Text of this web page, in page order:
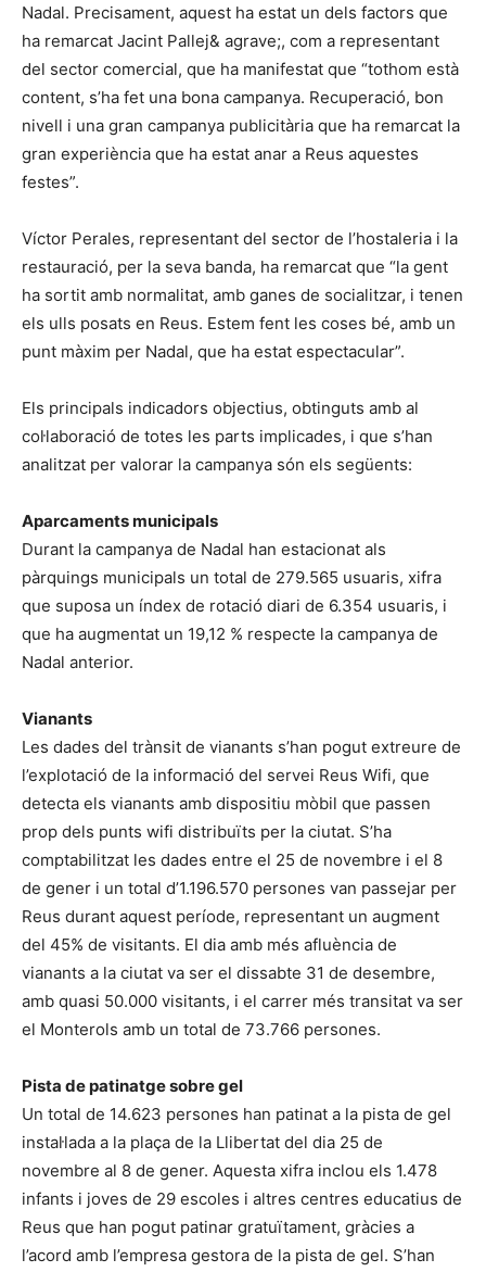
Nadal. Precisament, aquest ha estat un dels factors que
ha remarcat Jacint Pallej& agrave;, com a representant
del sector comercial, que ha manifestat que “tothom està
content, s’ha fet una bona campanya. Recuperació, bon
nivell i una gran campanya publicitària que ha remarcat la
gran experiència que ha estat anar a Reus aquestes
festes”.
Víctor Perales, representant del sector de l’hostaleria i la
restauració, per la seva banda, ha remarcat que “la gent
ha sortit amb normalitat, amb ganes de socialitzar, i tenen
els ulls posats en Reus. Estem fent les coses bé, amb un
punt màxim per Nadal, que ha estat espectacular”.
Els principals indicadors objectius, obtinguts amb al
col·laboració de totes les parts implicades, i que s’han
analitzat per valorar la campanya són els següents:
Aparcaments municipals
Durant la campanya de Nadal han estacionat als
pàrquings municipals un total de 279.565 usuaris, xifra
que suposa un índex de rotació diari de 6.354 usuaris, i
que ha augmentat un 19,12 % respecte la campanya de
Nadal anterior.
Vianants
Les dades del trànsit de vianants s’han pogut extreure de
l’explotació de la informació del servei Reus Wifi, que
detecta els vianants amb dispositiu mòbil que passen
prop dels punts wifi distribuïts per la ciutat. S’ha
comptabilitzat les dades entre el 25 de novembre i el 8
de gener i un total d’1.196.570 persones van passejar per
Reus durant aquest període, representant un augment
del 45% de visitants. El dia amb més afluència de
vianants a la ciutat va ser el dissabte 31 de desembre,
amb quasi 50.000 visitants, i el carrer més transitat va ser
el Monterols amb un total de 73.766 persones.
Pista de patinatge sobre gel
Un total de 14.623 persones han patinat a la pista de gel
instal·lada a la plaça de la Llibertat del dia 25 de
novembre al 8 de gener. Aquesta xifra inclou els 1.478
infants i joves de 29 escoles i altres centres educatius de
Reus que han pogut patinar gratuïtament, gràcies a
l’acord amb l’empresa gestora de la pista de gel. S’han